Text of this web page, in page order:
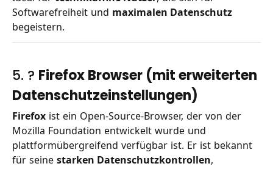
Softwarefreiheit und maximalen Datenschutz
begeistern.
5. ? Firefox Browser (mit erweiterten
Datenschutzeinstellungen)
Firefox ist ein Open-Source-Browser, der von der
Mozilla Foundation entwickelt wurde und
plattformübergreifend verfügbar ist. Er ist bekannt
für seine starken Datenschutzkontrollen,